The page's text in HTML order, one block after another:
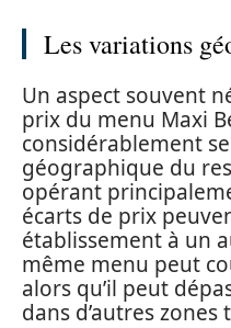
Les variations
Un aspect souvent
prix du menu Maxi
considérablement
géographique du
opérant
écarts de prix
établissement à un
même menu peut
alors qu’il peut
dans d’autres